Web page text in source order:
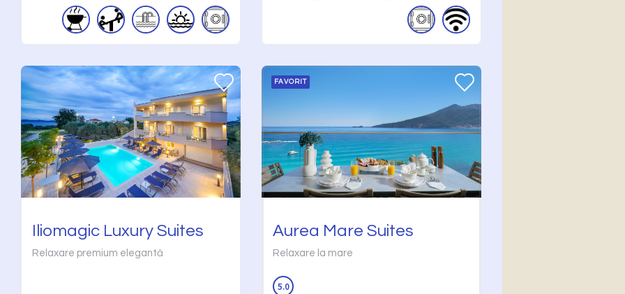
Iliomagic Luxury Suites
Relaxare premium elegantă
FAVORIT
Aurea Mare Suites
Relaxare la mare
5.0